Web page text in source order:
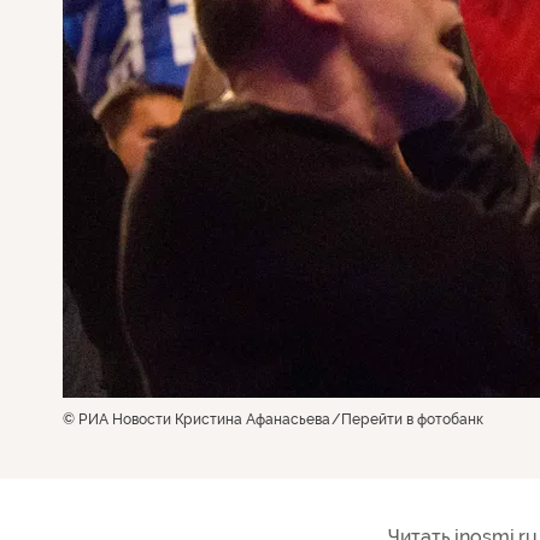
© РИА Новости Кристина Афанасьева Перейти в фотобанк